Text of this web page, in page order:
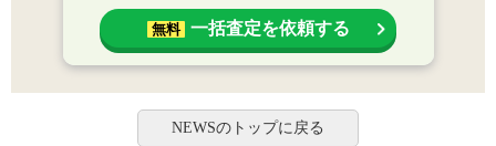
無料 一括査定を依頼する
NEWSのトップに戻る